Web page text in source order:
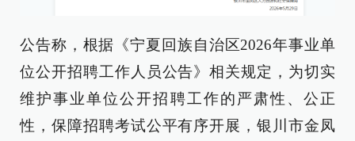
公告称，根据《宁夏回族自治区2026年事业单
位公开招聘工作人员公告》相关规定，为切实
维护事业单位公开招聘工作的严肃性、公正
性，保障招聘考试公平有序开展，银川市金凤